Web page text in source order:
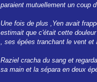
paraient mutuellement un coup
Une fois de plus ,Yen avait
estimait que c'était cette
, ses épées tranchant le vent et
Raziel cracha du sang et
sa main et la sépara en deux